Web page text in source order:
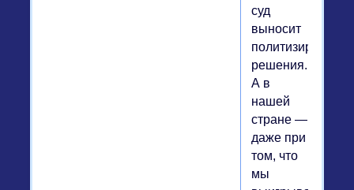
суд
выносит
решения.
А в
нашей
стране —
даже при
том, что
мы